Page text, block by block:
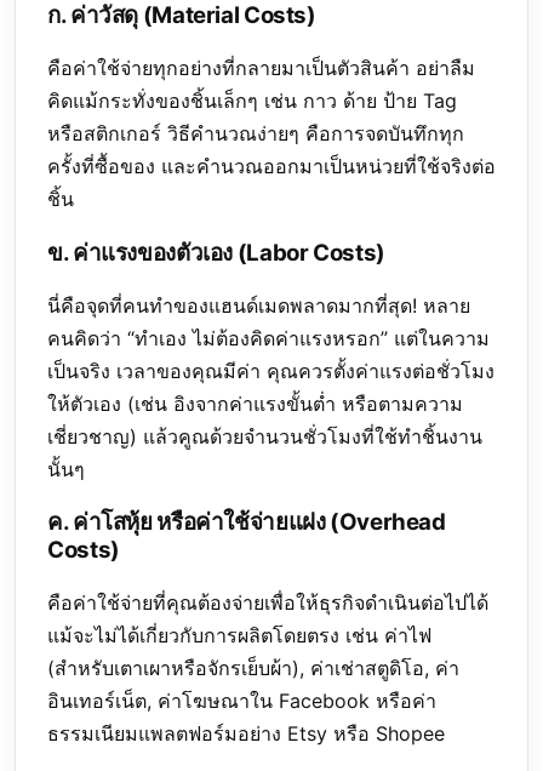
ก. ค่าวัสดุ (Material Costs)
คือค่าใช้จ่ายทุกอย่างที่กลายมาเป็นตัวสินค้า อย่าลืม
คิดแม้กระทั่งของชิ้นเล็กๆ เช่น กาว ด้าย ป้าย Tag
หรือสติกเกอร์ วิธีคำนวณง่ายๆ คือการจดบันทึกทุก
ครั้งที่ซื้อของ และคำนวณออกมาเป็นหน่วยที่ใช้จริงต่อ
ชิ้น
ข. ค่าแรงของตัวเอง (Labor Costs)
นี่คือจุดที่คนทำของแฮนด์เมดพลาดมากที่สุด! หลาย
คนคิดว่า “ทำเอง ไม่ต้องคิดค่าแรงหรอก” แต่ในความ
เป็นจริง เวลาของคุณมีค่า คุณควรตั้งค่าแรงต่อชั่วโมง
ให้ตัวเอง (เช่น อิงจากค่าแรงขั้นต่ำ หรือตามความ
เชี่ยวชาญ) แล้วคูณด้วยจำนวนชั่วโมงที่ใช้ทำชิ้นงาน
นั้นๆ
ค. ค่าโสหุ้ย หรือค่าใช้จ่ายแฝง (Overhead
Costs)
คือค่าใช้จ่ายที่คุณต้องจ่ายเพื่อให้ธุรกิจดำเนินต่อไปได้
แม้จะไม่ได้เกี่ยวกับการผลิตโดยตรง เช่น ค่าไฟ
(สำหรับเตาเผาหรือจักรเย็บผ้า), ค่าเช่าสตูดิโอ, ค่า
อินเทอร์เน็ต, ค่าโฆษณาใน Facebook หรือค่า
ธรรมเนียมแพลตฟอร์มอย่าง Etsy หรือ Shopee